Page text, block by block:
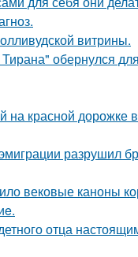
витрины.
обернулся
на красной дорожке
разрушил
вековые каноны
отца